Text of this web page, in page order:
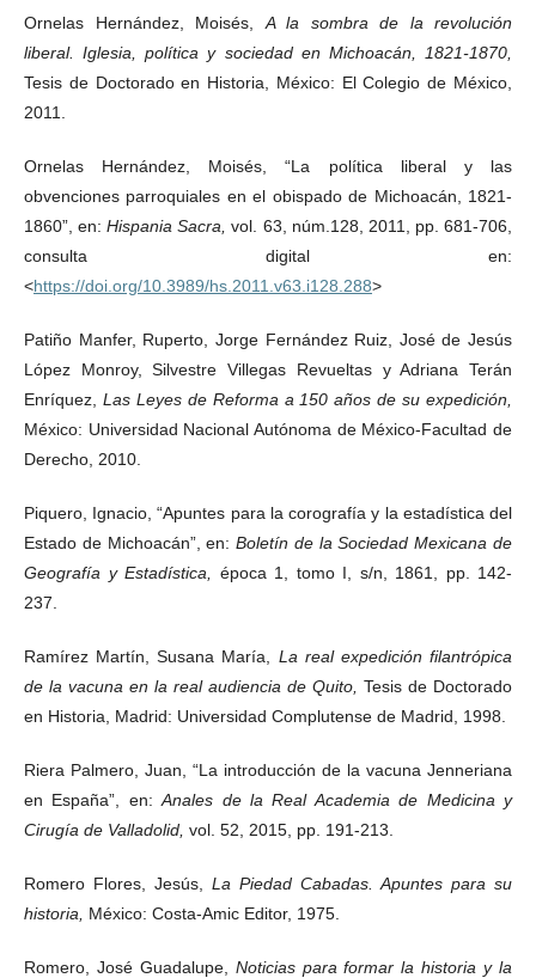
Ornelas Hernández, Moisés, A la sombra de la revolución
liberal. Iglesia, política y sociedad en Michoacán, 1821-1870,
Tesis de Doctorado en Historia, México: El Colegio de México,
2011.
Ornelas Hernández, Moisés, “La política liberal y las
obvenciones parroquiales en el obispado de Michoacán, 1821-
1860”, en:Hispania Sacra,vol. 63, núm.128, 2011, pp. 681-706,
consulta digital en:
<https://doi.org/10.3989/hs.2011.v63.i128.288>
Patiño Manfer, Ruperto, Jorge Fernández Ruiz, José de Jesús
López Monroy, Silvestre Villegas Revueltas y Adriana Terán
Enríquez, Las Leyes de Reforma a 150 años de su expedición,
México: Universidad Nacional Autónoma de México-Facultad de
Derecho, 2010.
Piquero, Ignacio, “Apuntes para la corografía y la estadística del
Estado de Michoacán”, en:Boletín de la Sociedad Mexicana de
Geografía y Estadística, época 1, tomo I, s/n, 1861, pp. 142-
237.
Ramírez Martín, Susana María, La real expedición filantrópica
de la vacuna en la real audiencia de Quito, Tesis de Doctorado
en Historia, Madrid: Universidad Complutense de Madrid, 1998.
Riera Palmero, Juan, “La introducción de la vacuna Jenneriana
en España”, en:Anales de la Real Academia de Medicina y
Cirugía de Valladolid, vol. 52, 2015, pp. 191-213.
Romero Flores, Jesús, La Piedad Cabadas. Apuntes para su
historia, México: Costa-Amic Editor, 1975.
Romero, José Guadalupe, Noticias para formar la historia y la